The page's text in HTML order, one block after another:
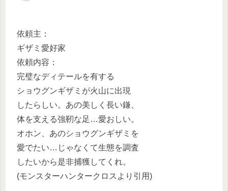
依頼主：
ギザミ愛好家
依頼内容：
完璧なディテールを有する
ショウグンギザミが火山に出現
したらしい。あの美しく長い鎌、
体を支える強靭な足…愛おしい。
オホン、あのショウグンギザミを
愛でたい…じゃなくて生態を調査
したいから是非捕獲してくれ。
(モンスターハンタークロスより引用)